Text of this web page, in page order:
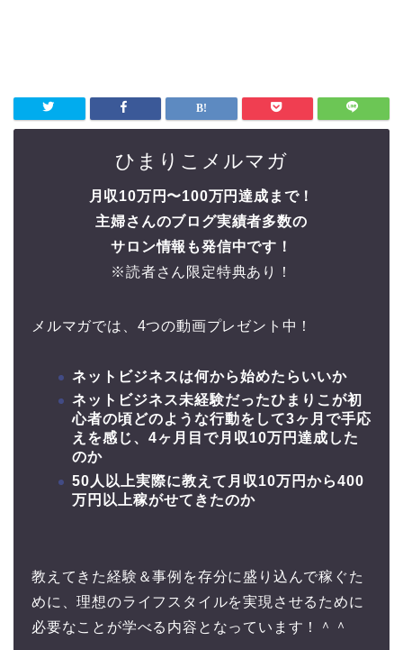
ひまりこメルマガ
月収10万円〜100万円達成まで！
主婦さんのブログ実績者多数の
サロン情報も発信中です！
※読者さん限定特典あり！
メルマガでは、4つの動画プレゼント中！
ネットビジネスは何から始めたらいいか
ネットビジネス未経験だったひまりこが初
心者の頃どのような行動をして3ヶ月で手応
えを感じ、4ヶ月目で月収10万円達成した
のか
50人以上実際に教えて月収10万円から400
万円以上稼がせてきたのか
教えてきた経験＆事例を存分に盛り込んで稼ぐた
めに、理想のライフスタイルを実現させるために
必要なことが学べる内容となっています！＾＾